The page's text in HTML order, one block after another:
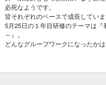
必死なようです。
皆それぞれのペースで成長していま
5月25日の１年目研修のテーマは
～』。
どんなグループワークになったか